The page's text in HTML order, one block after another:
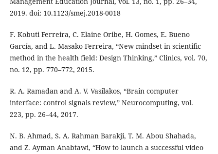
2019. doi: 10.1123/smej.2018-0018
F. Kobuti Ferreira, C. Elaine Oribe, H. Gomes, E. Bueno
García, and L. Masako Ferreira, “New mindset in scientific
method in the health field: Design Thinking,” Clinics, vol. 70,
no. 12, pp. 770–772, 2015.
R. A. Ramadan and A. V. Vasilakos, “Brain computer
interface: control signals review,” Neurocomputing, vol.
223, pp. 26–44, 2017.
N. B. Ahmad, S. A. Rahman Barakji, T. M. Abou Shahada,
and Z. Ayman Anabtawi, “How to launch a successful video